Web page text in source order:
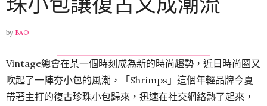
by BAO
Vintage總會在某一個時刻成為新的時尚趨勢，近日時尚圈又
吹起了一陣夯小包的風潮，「Shrimps」這個年輕品牌今夏
帶著主打的復古珍珠小包歸來，迅速在社交網絡熱了起來，